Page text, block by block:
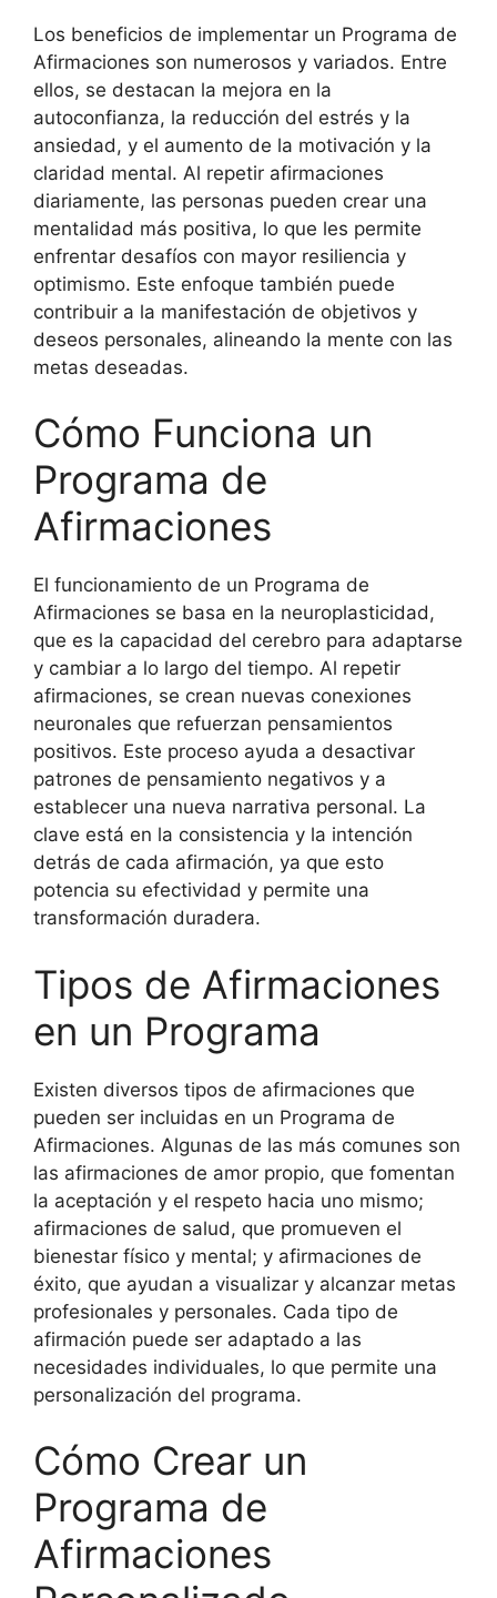
Los beneficios de implementar un Programa de
Afirmaciones son numerosos y variados. Entre
ellos, se destacan la mejora en la
autoconfianza, la reducción del estrés y la
ansiedad, y el aumento de la motivación y la
claridad mental. Al repetir afirmaciones
diariamente, las personas pueden crear una
mentalidad más positiva, lo que les permite
enfrentar desafíos con mayor resiliencia y
optimismo. Este enfoque también puede
contribuir a la manifestación de objetivos y
deseos personales, alineando la mente con las
metas deseadas.
Cómo Funciona un
Programa de
Afirmaciones
El funcionamiento de un Programa de
Afirmaciones se basa en la neuroplasticidad,
que es la capacidad del cerebro para adaptarse
y cambiar a lo largo del tiempo. Al repetir
afirmaciones, se crean nuevas conexiones
neuronales que refuerzan pensamientos
positivos. Este proceso ayuda a desactivar
patrones de pensamiento negativos y a
establecer una nueva narrativa personal. La
clave está en la consistencia y la intención
detrás de cada afirmación, ya que esto
potencia su efectividad y permite una
transformación duradera.
Tipos de Afirmaciones
en un Programa
Existen diversos tipos de afirmaciones que
pueden ser incluidas en un Programa de
Afirmaciones. Algunas de las más comunes son
las afirmaciones de amor propio, que fomentan
la aceptación y el respeto hacia uno mismo;
afirmaciones de salud, que promueven el
bienestar físico y mental; y afirmaciones de
éxito, que ayudan a visualizar y alcanzar metas
profesionales y personales. Cada tipo de
afirmación puede ser adaptado a las
necesidades individuales, lo que permite una
personalización del programa.
Cómo Crear un
Programa de
Afirmaciones